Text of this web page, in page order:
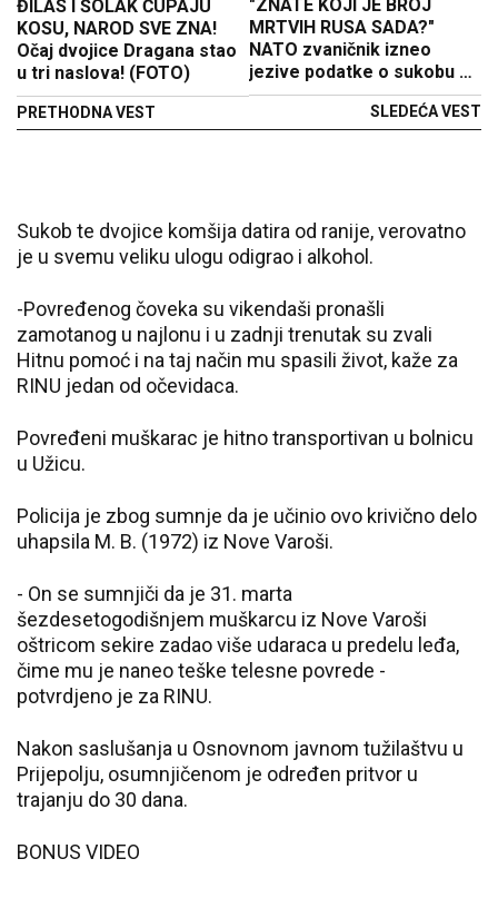
ĐILAS I ŠOLAK ČUPAJU
KOSU, NAROD SVE ZNA!
Očaj dvojice Dragana stao
u tri naslova! (FOTO)
PRETHODNA VEST
"ZNATE KOJI JE BROJ
MRTVIH RUSA SADA?"
NATO zvaničnik izneo
jezive podatke o sukobu u
Ukrajini
SLEDEĆA VEST
Sukob te dvojice komšija datira od ranije, verovatno
je u svemu veliku ulogu odigrao i alkohol.
-Povređenog čoveka su vikendaši pronašli
zamotanog u najlonu i u zadnji trenutak su zvali
Hitnu pomoć i na taj način mu spasili život, kaže za
RINU jedan od očevidaca.
Povređeni muškarac je hitno transportivan u bolnicu
u Užicu.
Policija je zbog sumnje da je učinio ovo krivično delo
uhapsila M. B. (1972) iz Nove Varoši.
- On se sumnjiči da je 31. marta
šezdesetogodišnjem muškarcu iz Nove Varoši
oštricom sekire zadao više udaraca u predelu leđa,
čime mu je naneo teške telesne povrede -
potvrdjeno je za RINU.
Nakon saslušanja u Osnovnom javnom tužilaštvu u
Prijepolju, osumnjičenom je određen pritvor u
trajanju do 30 dana.
BONUS VIDEO